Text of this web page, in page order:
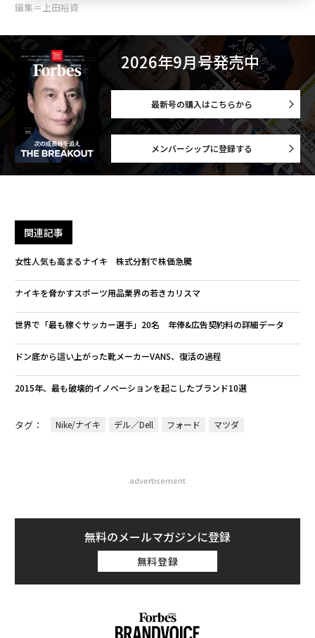
編集＝上田裕資
2026年9月号発売中
最新号の購入はこちらから
メンバーシップに登録する
関連記事
女性人気も高まるナイキ 株式分割で株価急騰
ナイキを脅かすスポーツ用品業界の若きカリスマ
世界で「最も稼ぐサッカー選手」20名 年俸&広告契約料の詳細データ
ドン底から這い上がった靴メーカーVANS、復活の過程
2015年、最も破壊的イノベーションを起こしたブランド10選
タグ： Nike/ナイキ デル／Dell フォード マツダ
advertisement
無料のメールマガジンに登録
無料登録